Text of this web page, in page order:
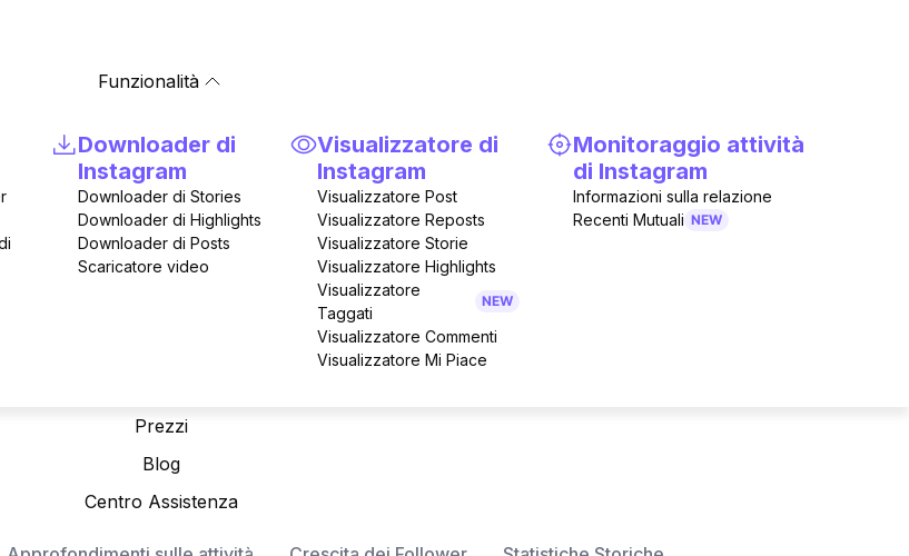
Funzionalità
Downloader di
Instagram
Downloader di Stories
Downloader di Highlights
Downloader di Posts
Scaricatore video
Visualizzatore di
Instagram
Visualizzatore Post
Visualizzatore Reposts
Visualizzatore Storie
Visualizzatore Highlights
Visualizzatore
Taggati
NEW
Visualizzatore Commenti
Visualizzatore Mi Piace
Monitoraggio attività
di Instagram
Informazioni sulla relazione
Recenti Mutuali NEW
Prezzi
Blog
Centro Assistenza
Instagram
Contatore follower e statistiche Instagram
278.4K